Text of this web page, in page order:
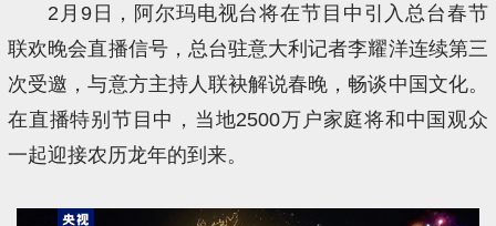
2月9日，阿尔玛电视台将在节目中引入总台春节
联欢晚会直播信号，总台驻意大利记者李耀洋连续第三
次受邀，与意方主持人联袂解说春晚，畅谈中国文化。
在直播特别节目中，当地2500万户家庭将和中国观众
一起迎接农历龙年的到来。